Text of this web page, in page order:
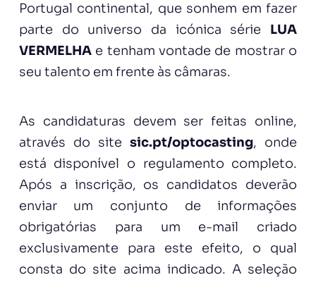
Portugal continental, que sonhem em fazer
parte do universo da icónica série LUA
VERMELHAe tenham vontade de mostrar o
seu talento em frente às câmaras.
As candidaturas devem ser feitas online,
através do sitesic.pt/optocasting, onde
está disponível o regulamento completo.
Após a inscrição, os candidatos deverão
enviar um conjunto de informações
obrigatórias para um e-mail criado
exclusivamente para este efeito, o qual
consta do site acima indicado. A seleção